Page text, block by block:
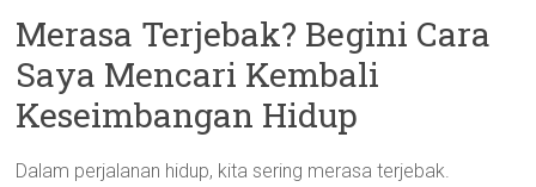
Merasa Terjebak? Begini Cara
Saya Mencari Kembali
Keseimbangan Hidup
Dalam perjalanan hidup, kita sering merasa terjebak.